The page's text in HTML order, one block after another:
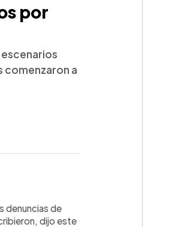
por
comenzaron a
denuncias de
dijo este